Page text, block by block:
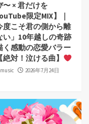
〜 × 君だけを
限定MIX】｜
度こそ君の側から離
い」10年越しの奇跡
く感動の恋愛バラー
絶対！泣ける曲】
2026年7月24日